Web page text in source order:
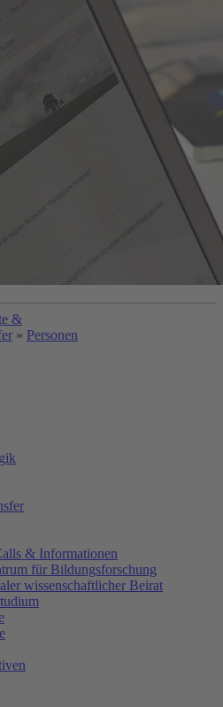
&
» Personen
& Informationen
für Bildungsforschung
wissenschaftlicher Beirat